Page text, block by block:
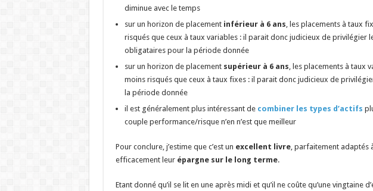
diminue avec le temps
sur un horizon de placement inférieur à 6 ans, les placements à taux
risqués que ceux à taux variables : il parait donc judicieux de privilégier
obligataires pour la période donnée
sur un horizon de placement supérieur à 6 ans, les placements à taux
moins risqués que ceux à taux fixes : il parait donc judicieux de
la période donnée
il est généralement plus intéressant de combiner les types d’actifs
couple performance/risque n’en n’est que meilleur
Pour conclure, j’estime que c’est un excellent livre, parfaitement adaptés
efficacement leur épargne sur le long terme.
Etant donné qu’il se lit en une après midi et qu’il ne coûte qu’une vingtaine